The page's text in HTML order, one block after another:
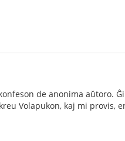
de anonima aŭtoro.
Volapukon, kaj mi